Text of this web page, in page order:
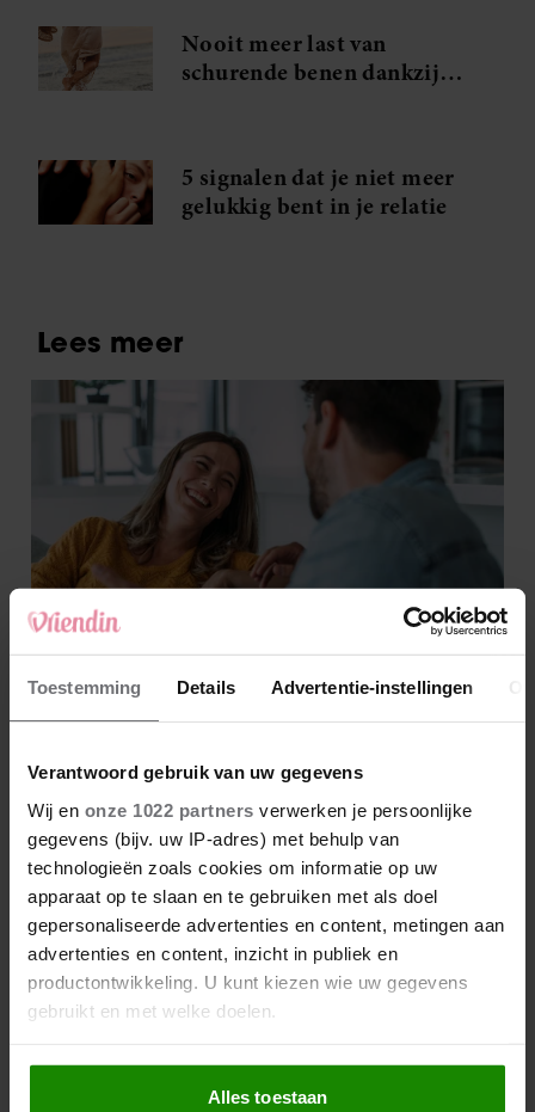
Toestemming Details Advertentie-instellingen
Verantwoord gebruik van uw gegevens
Wij en onze 1022 partners verwerken je persoonlijke
gegevens (bijv. uw IP-adres) met behulp van
technologieën zoals cookies om informatie op uw
apparaat op te slaan en te gebruiken met als doel
gepersonaliseerde advertenties en content, metingen aan
advertenties en content, inzicht in publiek en
productontwikkeling. U kunt kiezen wie uw gegevens
gebruikt en met welke doelen.
Als u het toestaat, willen we ook graag:
Informatie verzamelen over uw geografische
Alles toestaan
Nooit meer last van
schurende benen dankzij
5 signalen dat je niet meer
gelukkig bent in je relatie